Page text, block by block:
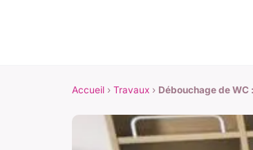
Accueil › Travaux › Débouchage de